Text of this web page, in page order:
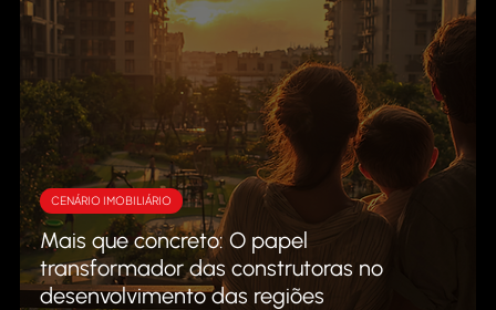
Mais que concreto: O papel
transformador das construtoras no
desenvolvimento das regiões
CENÁRIO IMOBILIÁRIO